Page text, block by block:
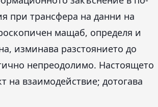
при трансфера на данни на
мащаб, определя и
изминава разстоянието до
непреодолимо. Настоящето
на взаимодействие; дотогава